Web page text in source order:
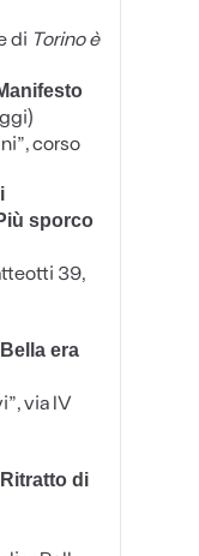
di Torino è
corso
sporco
39,
Bella era
via IV
Ritratto di